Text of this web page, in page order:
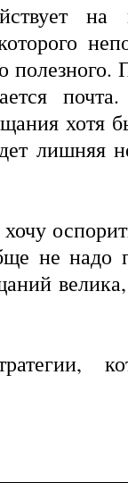
на
полезного.
хотя
лишняя
не надо